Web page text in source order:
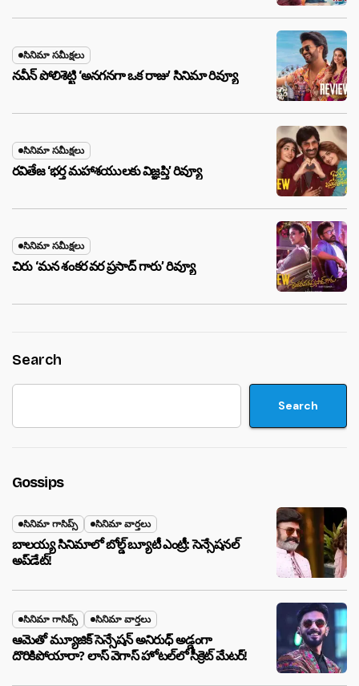
సినిమా సమీక్షలు
నవీన్ పోలిశెట్టి ‘అనగనగా ఒక రాజు’ సినిమా రివ్యూ
సినిమా సమీక్షలు
రవితేజ ‘భర్త మహాశయులకు విజ్ఞప్తి’ రివ్యూ
సినిమా సమీక్షలు
చిరు ‘మ‌న శంక‌ర వ‌ర ప్ర‌సాద్ గారు’ రివ్యూ
Search
Search
Gossips
సినిమా గాసిప్స్ సినిమా వార్తలు
బాలయ్య సినిమాలో బోల్డ్ బ్యూటీ ఎంట్రీ: సెన్సేషనల్
అప్‌డేట్!
సినిమా గాసిప్స్ సినిమా వార్తలు
ఆమెతో మ్యూజిక్ సెన్సేషన్ అనిరుధ్ అడ్డంగా
దొరికిపోయారా? లాస్ వెగాస్ హోటల్‌లో సీక్రెట్ మేటర్!